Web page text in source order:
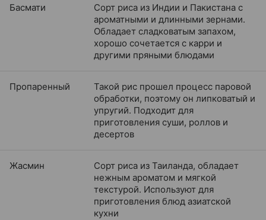
Басмати
Сорт риса из Индии и Пакистана с
ароматными и длинными зернами.
Обладает сладковатым запахом,
хорошо сочетается с карри и
другими пряными блюдами
Пропаренный
Такой рис прошел процесс паровой
обработки, поэтому он липковатый и
упругий. Подходит для
приготовления суши, роллов и
десертов
Жасмин
Сорт риса из Таиланда, обладает
нежным ароматом и мягкой
текстурой. Используют для
приготовления блюд азиатской
кухни